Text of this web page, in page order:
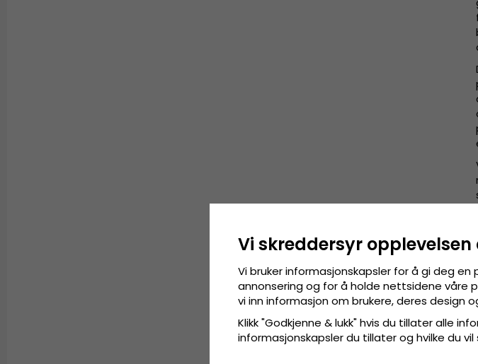
Vi skreddersyr opplevelsen
Vi bruker informasjonskapsler for å gi deg
annonsering og for å holde nettsidene våre
vi inn informasjon om brukere, deres design
Klikk "Godkjenne & lukk" hvis du tillater alle
informasjonskapsler du tillater og hvilke du